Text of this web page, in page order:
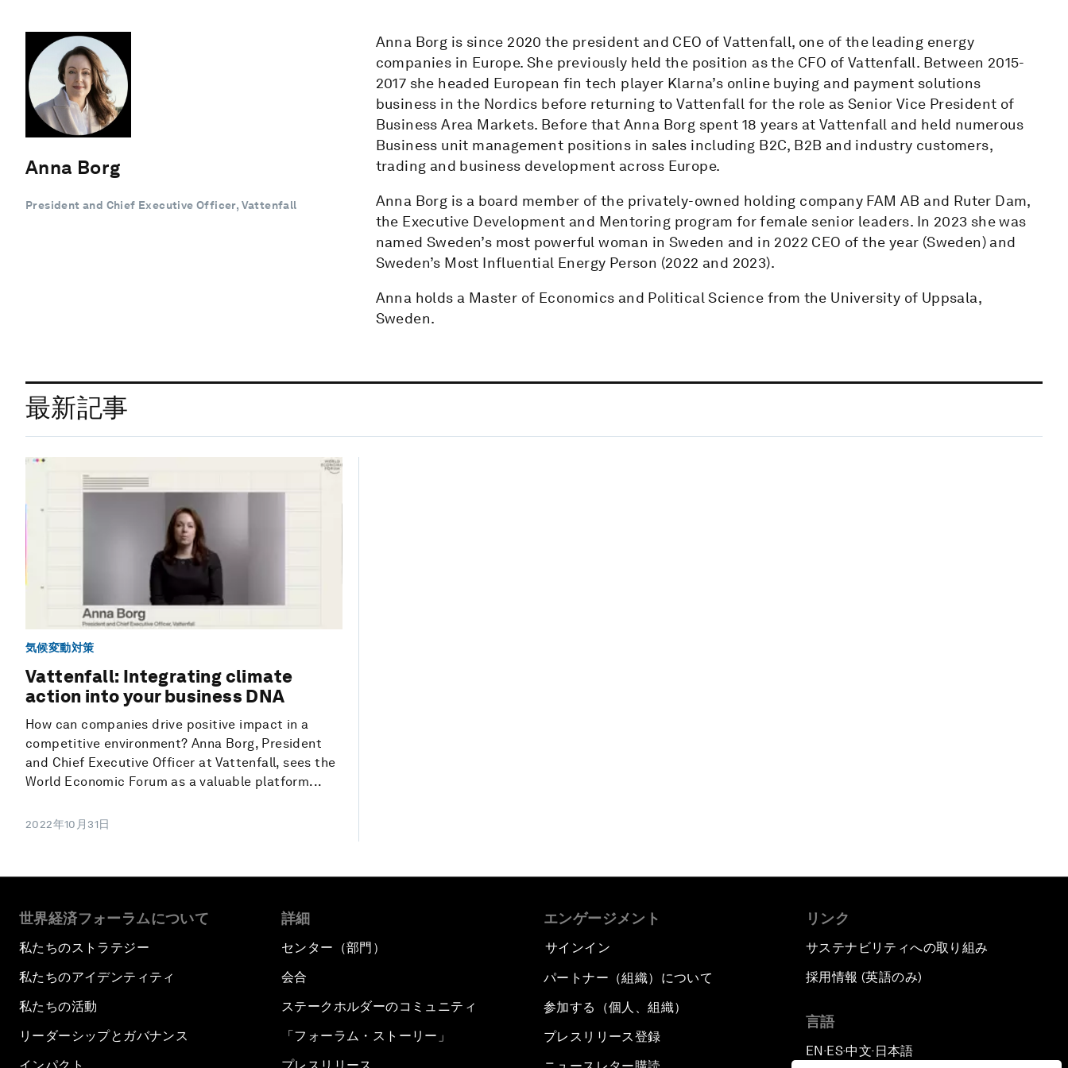
Anna Borg
President and Chief Executive Officer, Vattenfall
Anna Borg is since 2020 the president and CEO of Vattenfall, one of the leading energy
companies in Europe. She previously held the position as the CFO of Vattenfall. Between 2015-
2017 she headed European fin tech player Klarna’s online buying and payment solutions
business in the Nordics before returning to Vattenfall for the role as Senior Vice President of
Business Area Markets. Before that Anna Borg spent 18 years at Vattenfall and held numerous
Business unit management positions in sales including B2C, B2B and industry customers,
trading and business development across Europe.
Anna Borg is a board member of the privately-owned holding company FAM AB and Ruter Dam,
the Executive Development and Mentoring program for female senior leaders. In 2023 she was
named Sweden’s most powerful woman in Sweden and in 2022 CEO of the year (Sweden) and
Sweden’s Most Influential Energy Person (2022 and 2023).
Anna holds a Master of Economics and Political Science from the University of Uppsala,
Sweden.
最新記事
気候変動対策
Vattenfall: Integrating climate
action into your business DNA
How can companies drive positive impact in a
competitive environment? Anna Borg, President
and Chief Executive Officer at Vattenfall, sees the
World Economic Forum as a valuable platform...
2022年10月31日
世界経済フォーラムについて
私たちのストラテジー
私たちのアイデンティティ
私たちの活動
リーダーシップとガバナンス
詳細
センター（部門）
会合
ステークホルダーのコミュニティ
「フォーラム・ストーリー」
エンゲージメント
サインイン
パートナー（組織）について
参加する（個人、組織）
プレスリリース登録
リンク
サステナビリティへの取り組み
採用情報 (英語のみ)
言語
EN ▪ ES▪中文▪ 日本語